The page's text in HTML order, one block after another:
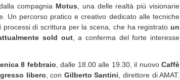
compagnia Motus , una delle realtà più visionarie
Un percorso pratico e creativo dedicato alle tecniche
di scrittura per la scena, che ha registrato un
sold out, a conferma del forte interesse
8 febbraio , dalle 18.00 alle 19.30, il nuovoCaffè
libero , con Gilberto Santini , direttore di AMAT.